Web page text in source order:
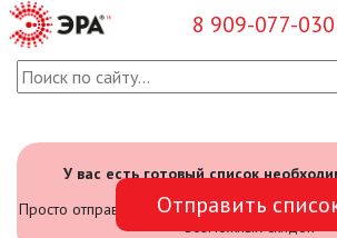
8 909-077-
О
САДОВЫЙ
У вас есть готовый список
Просто отправьте его нам и мы посчитаем
возможных скидок
Отправить